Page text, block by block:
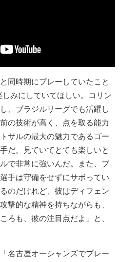
同時期にプレーしていたこと
みにしていてほしい。コリン
、ブラジルリーグでも活躍し
の技術が高く、点を取る能力
サルの最大の魅力であるゴー
だ。見ていてとても楽しいと
で非常に強いんだ。また、ブ
手は守備をせずにサボってい
のだけれど、彼はディフェン
撃的な精神を持ちながらも、
ろも、彼の注目点だよ」と、
名古屋オーシャンズでプレー